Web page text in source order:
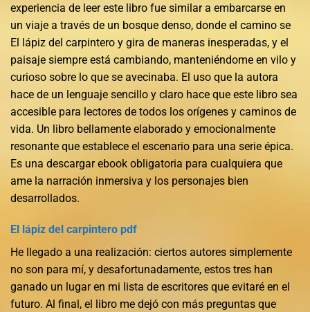
experiencia de leer este libro fue similar a embarcarse en
un viaje a través de un bosque denso, donde el camino se
El lápiz del carpintero y gira de maneras inesperadas, y el
paisaje siempre está cambiando, manteniéndome en vilo y
curioso sobre lo que se avecinaba. El uso que la autora
hace de un lenguaje sencillo y claro hace que este libro sea
accesible para lectores de todos los orígenes y caminos de
vida. Un libro bellamente elaborado y emocionalmente
resonante que establece el escenario para una serie épica.
Es una descargar ebook obligatoria para cualquiera que
ame la narración inmersiva y los personajes bien
desarrollados.
El lápiz del carpintero pdf
He llegado a una realización: ciertos autores simplemente
no son para mí, y desafortunadamente, estos tres han
ganado un lugar en mi lista de escritores que evitaré en el
futuro. Al final, el libro me dejó con más preguntas que